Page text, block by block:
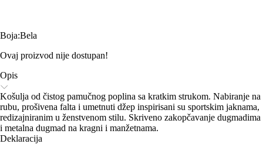
Boja:Bela
Ovaj proizvod nije dostupan!
Opis
Košulja od čistog pamučnog poplina sa kratkim strukom. Nabiranje na
rubu, prošivena falta i umetnuti džep inspirisani su sportskim jaknama,
redizajniranim u ženstvenom stilu. Skriveno zakopčavanje dugmadima
i metalna dugmad na kragni i manžetnama.
Deklaracija